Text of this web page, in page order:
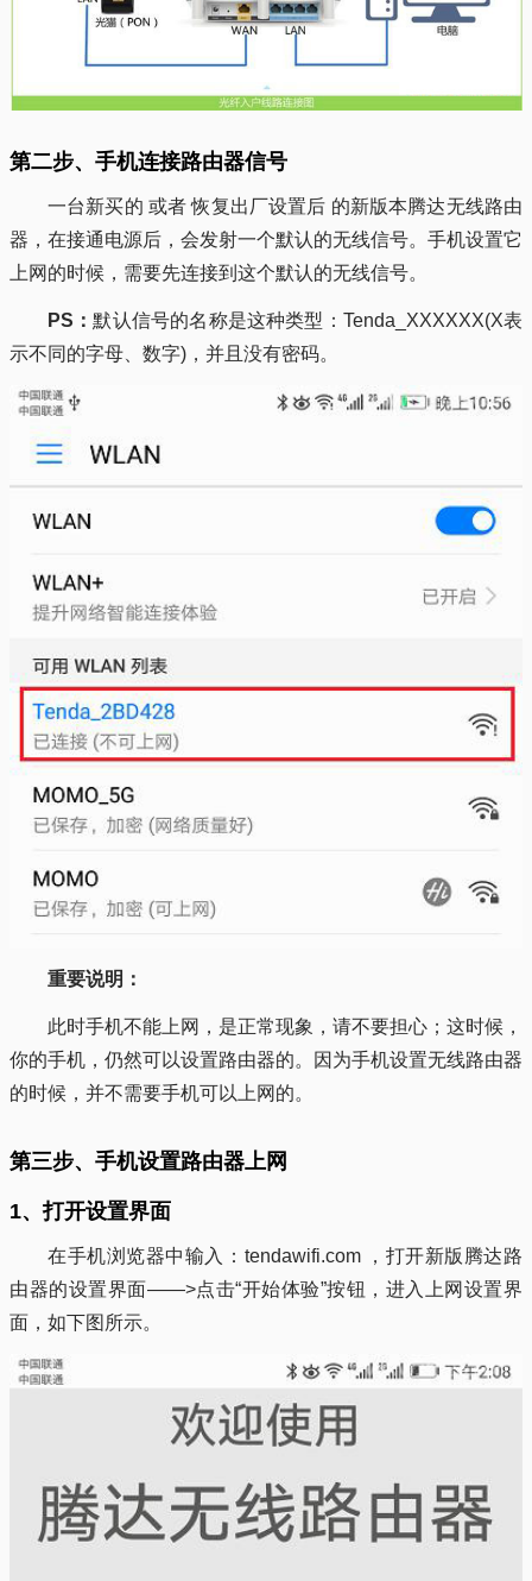
第二步、手机连接路由器信号
一台新买的 或者 恢复出厂设置后 的新版本腾达无线路由
器，在接通电源后，会发射一个默认的无线信号。手机设置它
上网的时候，需要先连接到这个默认的无线信号。
PS：默认信号的名称是这种类型：Tenda_XXXXXX(X表
示不同的字母、数字)，并且没有密码。
重要说明：
此时手机不能上网，是正常现象，请不要担心；这时候，
你的手机，仍然可以设置路由器的。因为手机设置无线路由器
的时候，并不需要手机可以上网的。
第三步、手机设置路由器上网
1、打开设置界面
在手机浏览器中输入：tendawifi.com ，打开新版腾达路
由器的设置界面——>点击“开始体验”按钮，进入上网设置界
面，如下图所示。